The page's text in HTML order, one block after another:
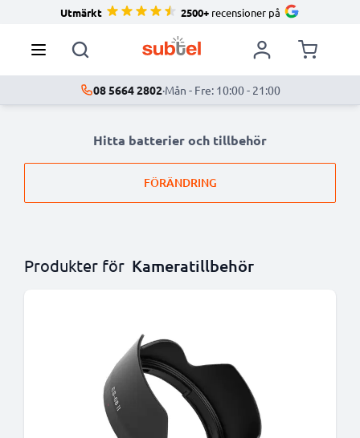
Utmärkt 2500+ recensioner på
08 5664 2802·Mån - Fre: 10:00 - 21:00
Hitta batterier och tillbehör
FÖRÄNDRING
Produkter för Kameratillbehör